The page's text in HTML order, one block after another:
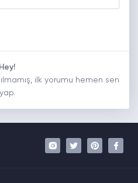
Hey!
ilk yorumu hemen sen
yap.